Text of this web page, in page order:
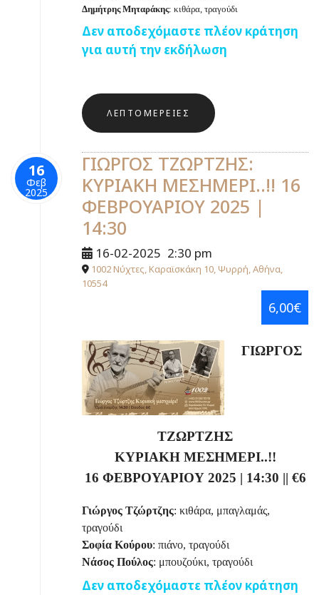
Δημήτρης Μηταράκης: κιθάρα, τραγούδι
Δεν αποδεχόμαστε πλέον κράτηση
για αυτή την εκδήλωση
ΛΕΠΤΟΜΈΡΕΙΕΣ
16
Φεβ
2025
ΓΙΩΡΓΟΣ ΤΖΩΡΤΖΗΣ:
ΚΥΡΙΑΚΗ ΜΕΣΗΜΕΡΙ..!! 16
ΦΕΒΡΟΥΑΡΙΟΥ 2025 |
14:30
16-02-2025 2:30 pm
1002 Νύχτες, Καραϊσκάκη 10, Ψυρρή, Αθήνα,
10554
6,00€
ΓΙΩΡΓΟΣ
ΤΖΩΡΤΖΗΣ
ΚΥΡΙΑΚΗ ΜΕΣΗΜΕΡΙ..!!
16 ΦΕΒΡΟΥΑΡΙΟΥ 2025 | 14:30 || €6
Γιώργος Τζώρτζης: κιθάρα, μπαγλαμάς,
τραγούδι
Σοφία Κούρου: πιάνο, τραγούδι
Νάσος Πούλος: μπουζούκι, τραγούδι
Δεν αποδεχόμαστε πλέον κράτηση